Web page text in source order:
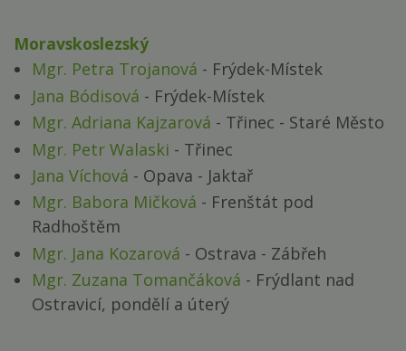
Moravskoslezský
Mgr. Petra Trojanová - Frýdek-Místek
Jana Bódisová - Frýdek-Místek
Mgr. Adriana Kajzarová - Třinec - Staré Město
Mgr. Petr Walaski - Třinec
Jana Víchová - Opava - Jaktař
Mgr. Babora Mičková - Frenštát pod
Radhoštěm
Mgr. Jana Kozarová - Ostrava - Zábřeh
Mgr. Zuzana Tomančáková - Frýdlant nad
Ostravicí, pondělí a úterý